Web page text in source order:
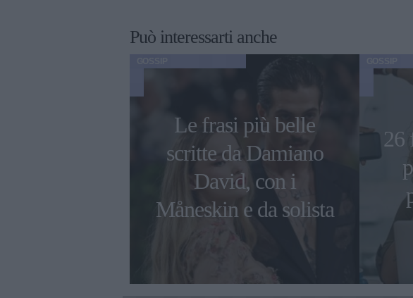
Può interessarti anche
Le frasi più belle
scritte da Damiano
David, con i
Måneskin e da solista
26